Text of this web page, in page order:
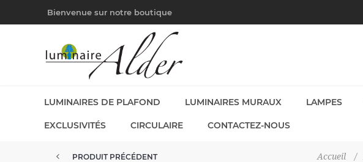
Bienvenue sur notre boutique
LUMINAIRES DE PLAFOND LUMINAIRES MURAUX LAMPES
EXCLUSIVITÉS CIRCULAIRE CONTACTEZ-NOUS
Accueil /
PRODUIT PRÉCÉDENT